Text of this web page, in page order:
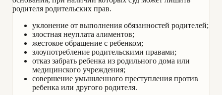
родителя родительских прав.
уклонение от выполнения обязанностей родителей;
злостная неуплата алиментов;
жестокое обращение с ребенком;
злоупотребление родительскими правами;
отказ забрать ребенка из родильного дома или
медицинского учреждения;
совершение умышленного преступления против
ребенка или другого родителя.